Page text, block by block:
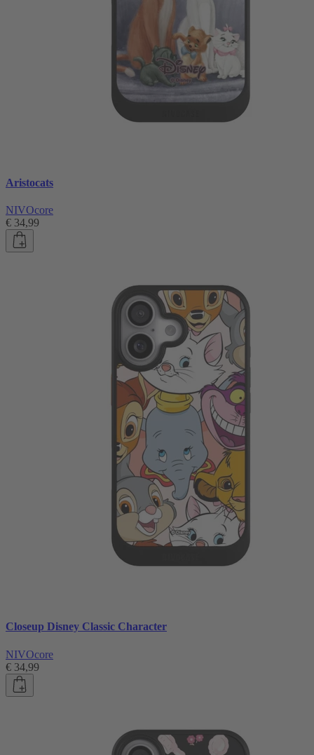
Aristocats
NIVOcore
€ 34,99
Closeup Disney Classic Character
NIVOcore
€ 34,99